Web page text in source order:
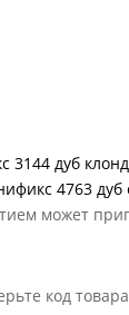
3144 дуб
4763 дуб
может
код